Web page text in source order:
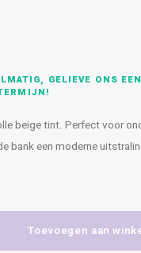
GELIEVE ONS
beige tint. Perfect voor
bank een moderne
Toevoegen aan